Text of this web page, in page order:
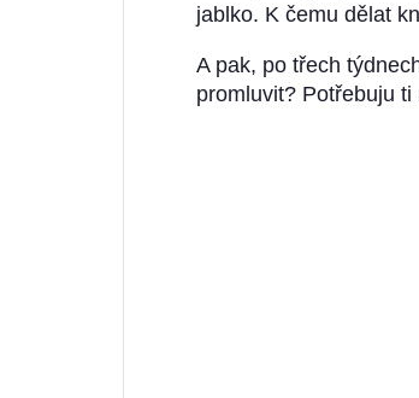
jablko. K čemu dělat
A pak, po třech
promluvit? Potřebuju ti